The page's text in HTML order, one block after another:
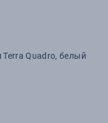
Quadro, белый